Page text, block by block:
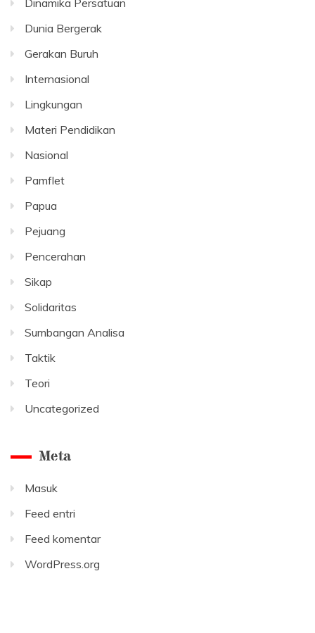
Dinamika Persatuan
Dunia Bergerak
Gerakan Buruh
Internasional
Lingkungan
Materi Pendidikan
Nasional
Pamflet
Papua
Pejuang
Pencerahan
Sikap
Solidaritas
Sumbangan Analisa
Taktik
Teori
Uncategorized
Meta
Masuk
Feed entri
Feed komentar
WordPress.org